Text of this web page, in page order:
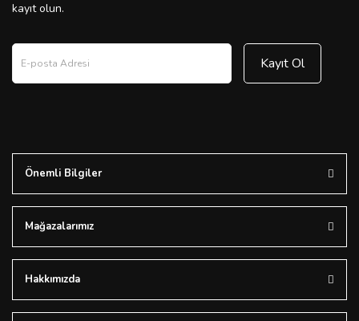
kayıt olun.
Kayıt Ol
Önemli Bilgiler
Mağazalarımız
Hakkımızda